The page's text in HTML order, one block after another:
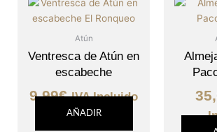
Atún
Ventresca de Atún en
escabeche
9,99€ IVA Incluido
AÑADIR